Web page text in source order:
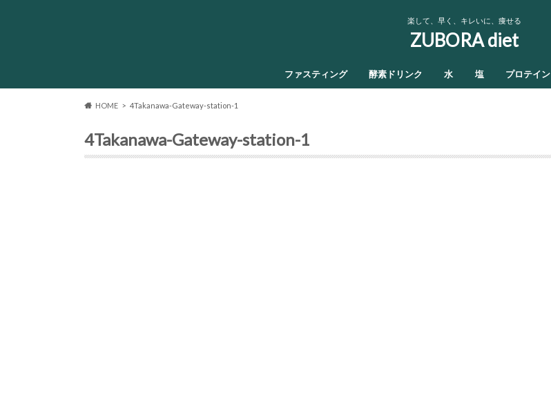
楽して、早く、キレいに、痩せる
ZUBORA diet
ファスティング 酵素ドリンク 水 塩 プロテイン
HOME 4Takanawa-Gateway-station-1
4Takanawa-Gateway-station-1